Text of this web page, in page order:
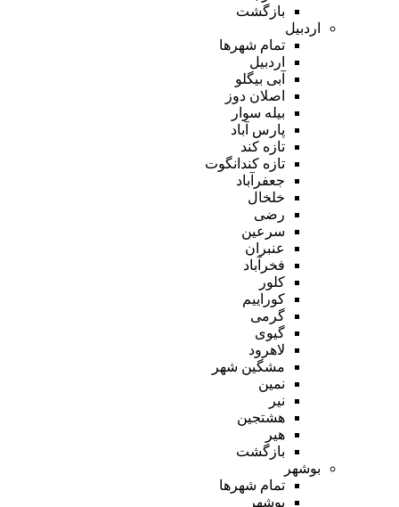
بازگشت
اردبیل
تمام شهر‌ها
اردبیل
آبی بیگلو
اصلان دوز
بیله سوار
پارس آباد
تازه کند
تازه کندانگوت
جعفرآباد
خلخال
رضی
سرعین
عنبران
فخرآباد
کلور
کوراییم
گرمی
گیوی
لاهرود
مشگین شهر
نمین
نیر
هشتجین
هیر
بازگشت
بوشهر
تمام شهر‌ها
بوشهر